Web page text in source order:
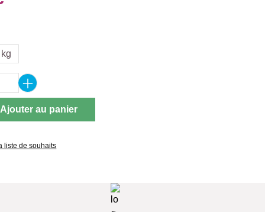
de produit : Entrez la quantité souhaitée
Ajouter au panier
liste de souhaits